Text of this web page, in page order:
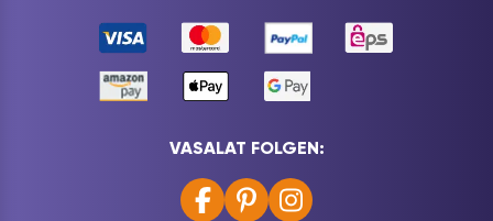
VASALAT FOLGEN: